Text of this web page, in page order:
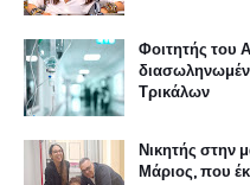
Φοιτητής του
Τρικάλων
Νικητής στην
Μάριος, που